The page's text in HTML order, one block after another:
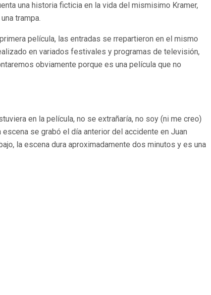
una historia ficticia en la vida del mismisimo Kramer,
trampa.
película, las entradas se rrepartieron en el mismo
en variados festivales y programas de televisión,
obviamente porque es una película que no
en la película, no se extrañaría, no soy (ni me creo)
se grabó el día anterior del accidente en Juan
la escena dura aproximadamente dos minutos y es una